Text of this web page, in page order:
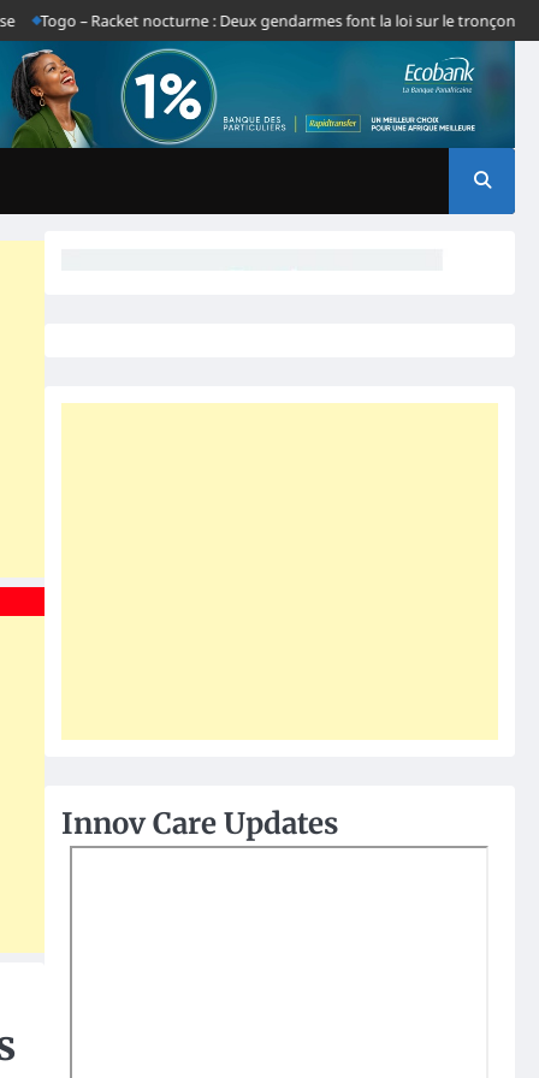
– Racket nocturne : Deux gendarmes font la loi sur le tronçon
Innov Care Updates